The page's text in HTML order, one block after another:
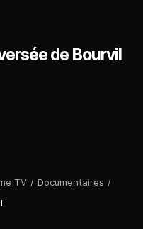
TV / Documentaires /
de Bourvil